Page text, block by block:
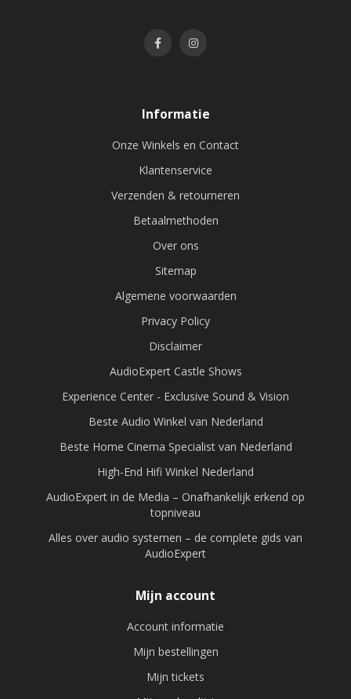
Informatie
Onze Winkels en Contact
Klantenservice
Verzenden & retourneren
Betaalmethoden
Over ons
Sitemap
Algemene voorwaarden
Privacy Policy
Disclaimer
AudioExpert Castle Shows
Experience Center - Exclusive Sound & Vision
Beste Audio Winkel van Nederland
Beste Home Cinema Specialist van Nederland
High-End Hifi Winkel Nederland
AudioExpert in de Media – Onafhankelijk erkend op
topniveau
Alles over audio systemen – de complete gids van
AudioExpert
Mijn account
Account informatie
Mijn bestellingen
Mijn tickets